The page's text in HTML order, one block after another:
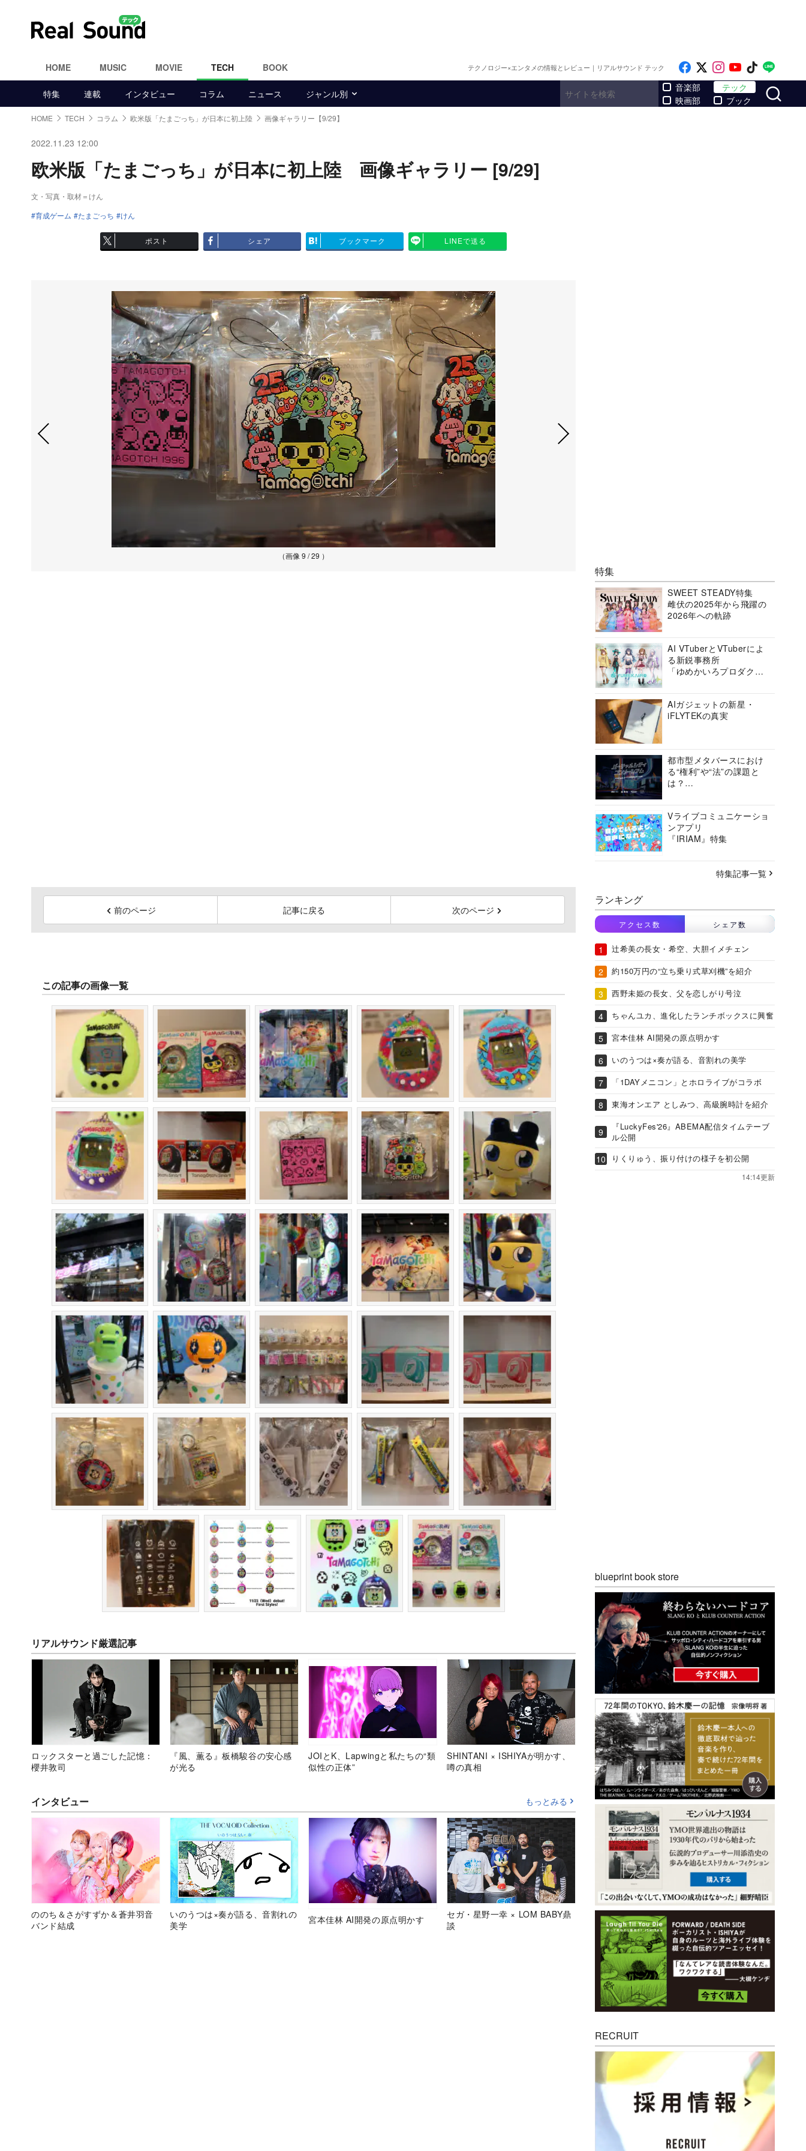
HOME MUSIC MOVIE TECH BOOK テクノロジー×エンタメの情報とレビュー｜リアルサウンド テック Like on Facebook
Follow on x
Follow on
Follow on
Follow
特集 連載 インタビュー コラム ニュース ジャンル別
音楽部
映画部
テック
ブック
HOME TECH コラム 欧米版「たまごっち」が日本に初上陸 画像ギャラリー【9/29】
2022.11.23 12:00
欧米版「たまごっち」が日本に初上陸 画像ギャラリー [9/29]
文・写真・取材＝けん
育成ゲーム
たまごっち けん
ポスト シェア ブックマーク LINEで送る
（画像 9 / 29 ）
前のページ 記事に戻る 次のページ
この記事の画像一覧
リアルサウンド厳選記事
ロックスターと過ごした記憶：
櫻井敦司
『風、薫る』板橋駿谷の安心感
が光る
JOIとK、Lapwingと私たちの“類
似性の正体”
SHINTANI × ISHIYAが明かす、
噂の真相
インタビュー もっとみる
ののち＆さがすずか＆蒼井羽音
バンド結成
いのうつは×奏が語る、音割れの
美学
宮本佳林 AI開発の原点明かす
セガ・星野一幸 × LOM BABY鼎
談
特集
SWEET STEADY特集
雌伏の2025年から飛躍の
2026年への軌跡
AI VTuberとVTuberによ
る新鋭事務所
「ゆめかいろプロダクシ
AIガジェットの新星・
iFLYTEKの真実
都市型メタバースにおけ
る“権利”や“法”の課題と
は？
ーシアムの挑戦に迫る
Vライブコミュニケーショ
ンアプリ
『IRIAM』特集
特集記事一覧
ランキング
アクセス数 シェア数
辻希美の長女・希空、大胆イメチェン
約150万円の“立ち乗り式草刈機”を紹介
西野未姫の長女、父を恋しがり号泣
ちゃんユカ、進化したランチボックスに興奮
宮本佳林 AI開発の原点明かす
いのうつは×奏が語る、音割れの美学
「1DAYメニコン」とホロライブがコラボ
東海オンエア としみつ、高級腕時計を紹介
『LuckyFes'26』ABEMA配信タイムテーブ
ル公開
りくりゅう、振り付けの様子を初公開
14:14更新
blueprint book store
RECRUIT